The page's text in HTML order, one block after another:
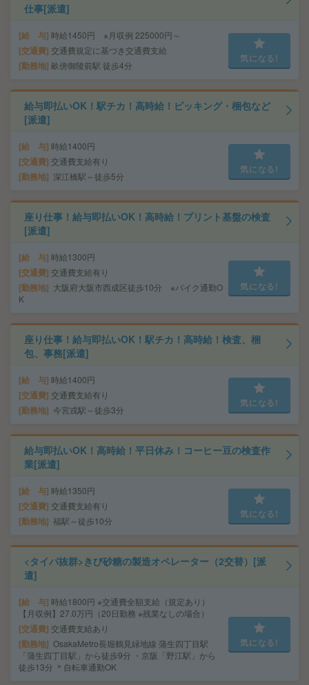
仕事[派遣]
給 与 時給1450円 ※月収例 225000円～
交通費 交通費規定に基づき交通費支給
勤務地 畝傍御陵前駅 徒歩4分
気になる!
給与即払いOK！駅チカ！高時給！ピッキング・梱包など
[派遣]
給 与 時給1400円
交通費 交通費支給有り
勤務地 深江橋駅～徒歩5分
気になる!
座り仕事！給与即払いOK！高時給！プリント基盤の検査
[派遣]
給 与 時給1300円
交通費 交通費支給有り
勤務地
大阪府大阪市西成区徒歩10分 ※バイク通勤O
K
気になる!
座り仕事！給与即払いOK！駅チカ！高時給！検査、梱
包、事務[派遣]
給 与 時給1400円
交通費 交通費支給有り
勤務地 今宮戎駅～徒歩3分
気になる!
給与即払いOK！高時給！平日休み！コーヒー豆の検査作
業[派遣]
給 与 時給1350円
交通費 交通費支給有り
勤務地 福駅～徒歩10分
気になる!
<タイパ抜群>きび砂糖の製造オペレーター（2交替）[派
遣]
給 与 時給1800円 ※交通費全額支給（規定あり）
【月収例】27.0万円（20日勤務 ※残業なしの場合）
交通費 交通費支給あり
勤務地 OsakaMetro長堀鶴見緑地線 蒲生四丁目駅
「蒲生四丁目駅」から徒歩9分 ・京阪「野江駅」から
徒歩13分 ＊自転車通勤OK
気になる!